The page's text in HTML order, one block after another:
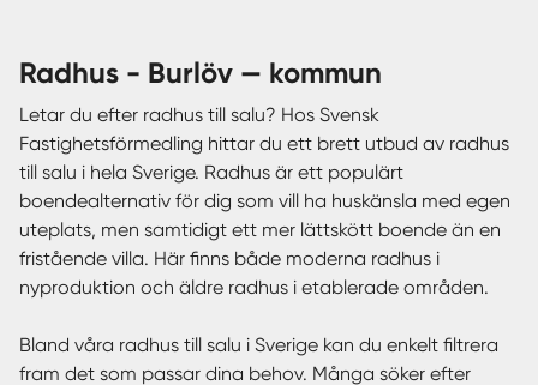
radhus - Burlöv — kommun
Letar du efter radhus till salu? Hos Svensk
Fastighetsförmedling hittar du ett brett utbud av radhus
till salu i hela Sverige. Radhus är ett populärt
boendealternativ för dig som vill ha huskänsla med egen
uteplats, men samtidigt ett mer lättskött boende än en
fristående villa. Här finns både moderna radhus i
nyproduktion och äldre radhus i etablerade områden.
Bland våra radhus till salu i Sverige kan du enkelt filtrera
fram det som passar dina behov. Många söker efter